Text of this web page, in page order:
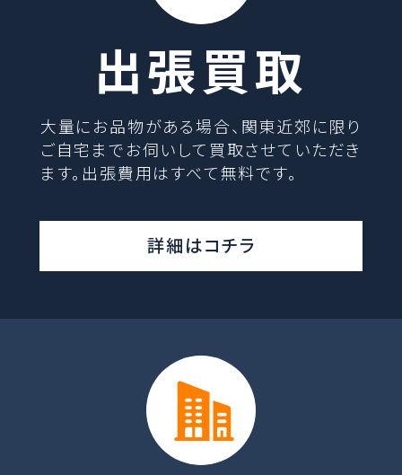
出張買取
大量にお品物がある場合、関東近郊に限り
ご自宅までお伺いして買取させていただき
ます。出張費用はすべて無料です。
詳細はコチラ